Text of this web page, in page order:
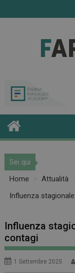
to
Sei qui
Home
Attualità
Influenza
Influenza
contagi
1 Settembre 2025